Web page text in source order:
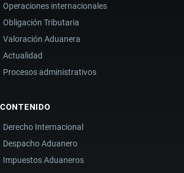
Operaciones internacionales
Obligación Tributaria
Valoración Aduanera
Actualidad
Procesos administrativos
CONTENIDO
Derecho Internacional
Despacho Aduanero
Impuestos Aduaneros